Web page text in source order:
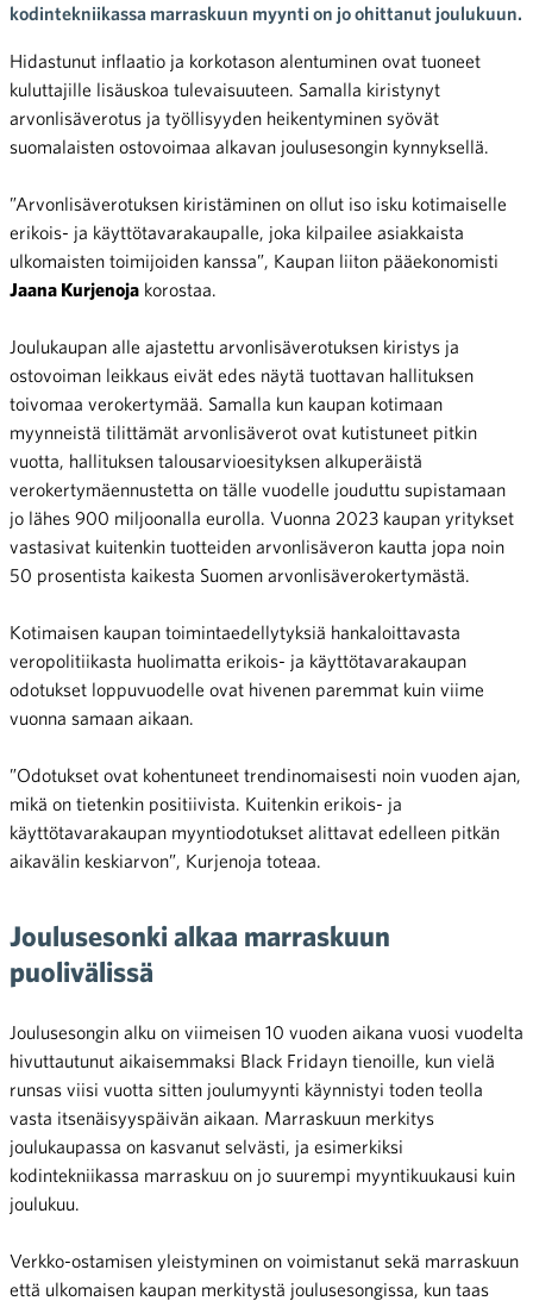
kodintekniikassa marraskuun myynti on jo ohittanut joulukuun.
Hidastunut inflaatio ja korkotason alentuminen ovat tuoneet
kuluttajille lisäuskoa tulevaisuuteen. Samalla kiristynyt
arvonlisäverotus ja työllisyyden heikentyminen syövät
suomalaisten ostovoimaa alkavan joulusesongin kynnyksellä.
”Arvonlisäverotuksen kiristäminen on ollut iso isku kotimaiselle
erikois- ja käyttötavarakaupalle, joka kilpailee asiakkaista
ulkomaisten toimijoiden kanssa”, Kaupan liiton pääekonomisti
Jaana Kurjenoja korostaa.
Joulukaupan alle ajastettu arvonlisäverotuksen kiristys ja
ostovoiman leikkaus eivät edes näytä tuottavan hallituksen
toivomaa verokertymää. Samalla kun kaupan kotimaan
myynneistä tilittämät arvonlisäverot ovat kutistuneet pitkin
vuotta, hallituksen talousarvioesityksen alkuperäistä
verokertymäennustetta on tälle vuodelle jouduttu supistamaan
jo lähes 900 miljoonalla eurolla. Vuonna 2023 kaupan yritykset
vastasivat kuitenkin tuotteiden arvonlisäveron kautta jopa noin
50 prosentista kaikesta Suomen arvonlisäverokertymästä.
Kotimaisen kaupan toimintaedellytyksiä hankaloittavasta
veropolitiikasta huolimatta erikois- ja käyttötavarakaupan
odotukset loppuvuodelle ovat hivenen paremmat kuin viime
vuonna samaan aikaan.
”Odotukset ovat kohentuneet trendinomaisesti noin vuoden ajan,
mikä on tietenkin positiivista. Kuitenkin erikois- ja
käyttötavarakaupan myyntiodotukset alittavat edelleen pitkän
aikavälin keskiarvon”, Kurjenoja toteaa.
Joulusesonki alkaa marraskuun
puolivälissä
Joulusesongin alku on viimeisen 10 vuoden aikana vuosi vuodelta
hivuttautunut aikaisemmaksi Black Fridayn tienoille, kun vielä
runsas viisi vuotta sitten joulumyynti käynnistyi toden teolla
vasta itsenäisyyspäivän aikaan. Marraskuun merkitys
joulukaupassa on kasvanut selvästi, ja esimerkiksi
kodintekniikassa marraskuu on jo suurempi myyntikuukausi kuin
joulukuu.
Verkko-ostamisen yleistyminen on voimistanut sekä marraskuun
että ulkomaisen kaupan merkitystä joulusesongissa, kun taas